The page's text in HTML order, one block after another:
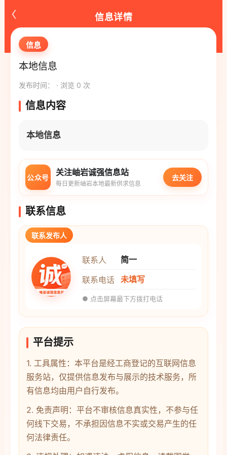
‹ 信息详情
信息
本地信息
发布时间： · 浏览 0 次
信息内容
本地信息
公众号
关注岫岩诚强信息站
每日更新岫岩本地最新供求信息
去关注
联系信息
联系发布人
联系人
简一
联系电话 未填写
● 点击屏幕最下方拨打电话
平台提示
1. 工具属性：本平台是经工商登记的互联网信息
服务站，仅提供信息发布与展示的技术服务，所
有信息均由用户自行发布。
2. 免责声明：平台不审核信息真实性，不参与任
何线下交易，不承担因信息不实或交易产生的任
何法律责任。